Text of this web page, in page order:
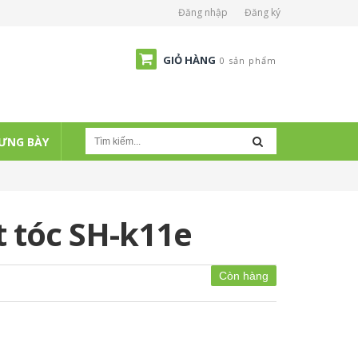
Đăng nhập Đăng ký
GIỎ HÀNG 0 sản phẩm
BÀY
SH-k11e
Còn hàng